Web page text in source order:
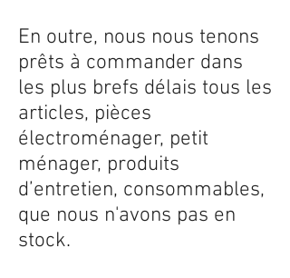
En outre, nous nous tenons
prêts à commander dans
les plus brefs délais tous les
articles, pièces
électroménager, petit
ménager, produits
d’entretien, consommables,
que nous n'avons pas en
stock.